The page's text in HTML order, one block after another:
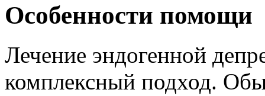
Особенности помощи
Лечение эндогенной
комплексный подход.